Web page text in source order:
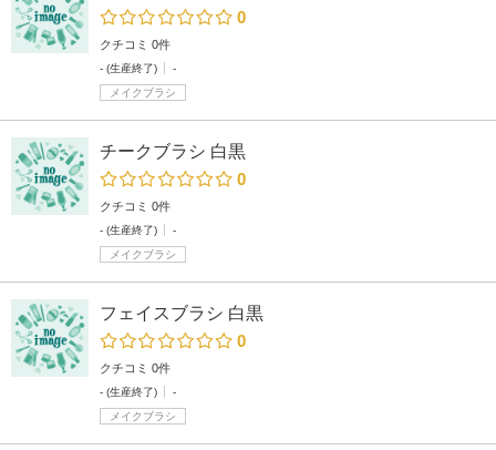
0
クチコミ 0件
- (生産終了)
-
メイクブラシ
チークブラシ 白黒
0
クチコミ 0件
- (生産終了)
-
メイクブラシ
フェイスブラシ 白黒
0
クチコミ 0件
- (生産終了)
-
メイクブラシ